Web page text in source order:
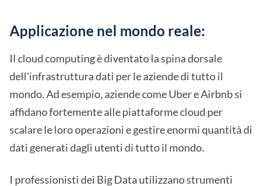
Applicazione nel mondo reale:
Il cloud computing è diventato la spina dorsale
dell'infrastruttura dati per le aziende di tutto il
mondo. Ad esempio, aziende come Uber e Airbnb si
affidano fortemente alle piattaforme cloud per
scalare le loro operazioni e gestire enormi quantità di
dati generati dagli utenti di tutto il mondo.
I professionisti dei Big Data utilizzano strumenti